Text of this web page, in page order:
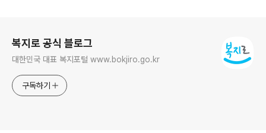
복지로 공식 블로그
대한민국 대표 복지포털 www.bokjiro.go.kr
구독하기